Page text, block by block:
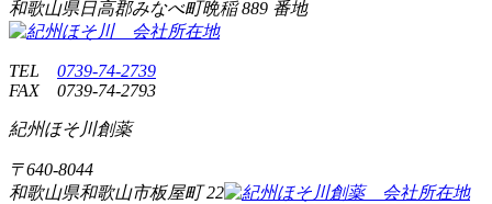
和歌山県日高郡みなべ町晩稲889 番地
TEL 0739-74-2739
FAX 0739-74-2793
紀州ほそ川創薬
〒640-8044
和歌山県和歌山市板屋町22